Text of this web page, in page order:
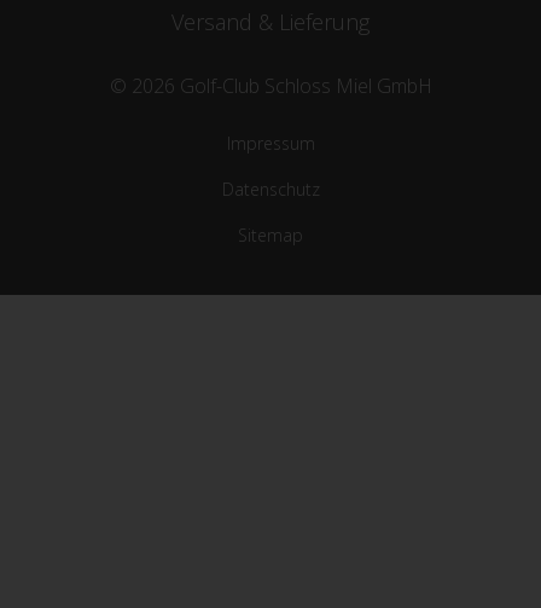
Versand & Lieferung
© 2026 Golf-Club Schloss Miel GmbH
Impressum
Datenschutz
Sitemap